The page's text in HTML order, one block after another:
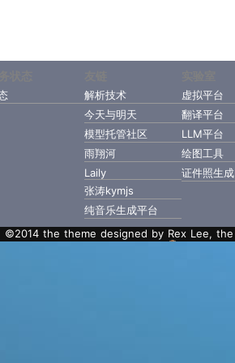
解析技术
今天与明天
模型托管社区
雨翔河
Laily
张涛kymjs
纯音乐生成平台
虚拟平台
翻译平台
LLM平台
绘图工具
证件照生成
©2014 the theme designed by Rex Lee, the